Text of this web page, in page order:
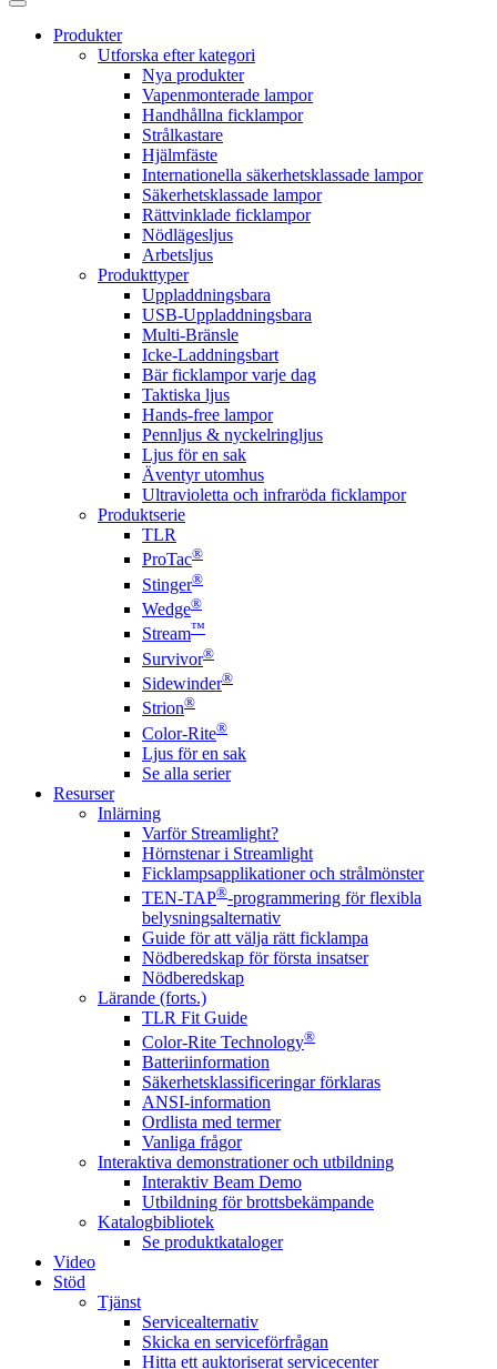
Produkter
Utforska efter kategori
Nya produkter
Vapenmonterade lampor
Handhållna ficklampor
Strålkastare
Hjälmfäste
Internationella säkerhetsklassade lampor
Säkerhetsklassade lampor
Rättvinklade ficklampor
Nödlägesljus
Arbetsljus
Produkttyper
Uppladdningsbara
USB-Uppladdningsbara
Multi-Bränsle
Icke-Laddningsbart
Bär ficklampor varje dag
Taktiska ljus
Hands-free lampor
Pennljus & nyckelringljus
Ljus för en sak
Äventyr utomhus
Ultravioletta och infraröda ficklampor
Produktserie
TLR
ProTac®
Stinger®
Wedge®
Stream™
Survivor®
Sidewinder®
Strion®
Color-Rite®
Ljus för en sak
Se alla serier
Resurser
Inlärning
Varför Streamlight?
Hörnstenar i Streamlight
Ficklampsapplikationer och strålmönster
TEN-TAP®-programmering för flexibla
belysningsalternativ
Guide för att välja rätt ficklampa
Nödberedskap för första insatser
Nödberedskap
Lärande (forts.)
TLR Fit Guide
Color-Rite Technology®
Batteriinformation
Säkerhetsklassificeringar förklaras
ANSI-information
Ordlista med termer
Vanliga frågor
Interaktiva demonstrationer och utbildning
Interaktiv Beam Demo
Utbildning för brottsbekämpande
Katalogbibliotek
Se produktkataloger
Video
Stöd
Tjänst
Servicealternativ
Skicka en serviceförfrågan
Hitta ett auktoriserat servicecenter